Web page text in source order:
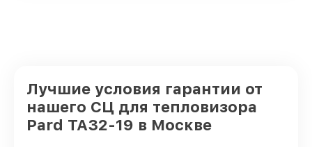
Лучшие условия гарантии от
нашего СЦ для тепловизора
Pard TA32-19 в Москве